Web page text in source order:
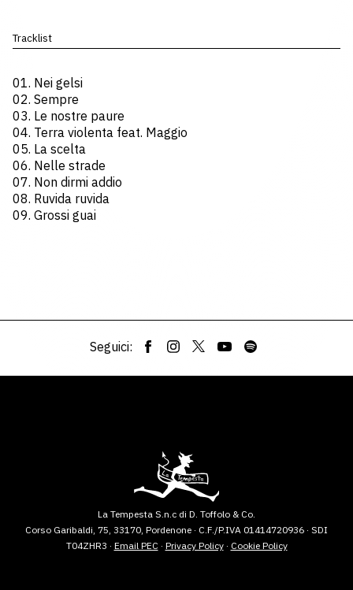
Tracklist
01. Nei gelsi
02. Sempre
03. Le nostre paure
04. Terra violenta feat. Maggio
05. La scelta
06. Nelle strade
07. Non dirmi addio
08. Ruvida ruvida
09. Grossi guai
Seguici:
La Tempesta S.n.c di D. Toffolo & Co.
Corso Garibaldi, 75, 33170, Pordenone · C.F./P.IVA 01414720936 · SDI
T04ZHR3 · Email PEC · Privacy Policy· Cookie Policy